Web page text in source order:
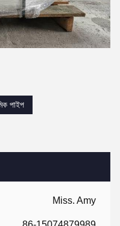
Miss. Amy
পাইপ